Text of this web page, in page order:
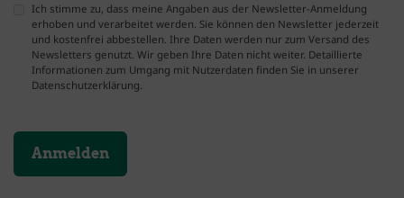
Ich stimme zu, dass meine Angaben aus der Newsletter-Anmeldung
erhoben und verarbeitet werden. Sie können den Newsletter jederzeit
und kostenfrei abbestellen. Ihre Daten werden nur zum Versand des
Newsletters genutzt. Wir geben Ihre Daten nicht weiter. Detaillierte
Informationen zum Umgang mit Nutzerdaten finden Sie in unserer
Datenschutzerklärung.